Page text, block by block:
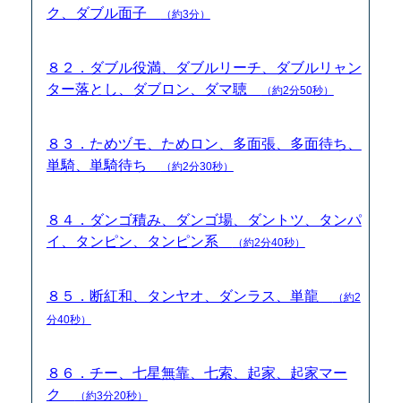
ク、ダブル面子
（約3分）
８２．ダブル役満、ダブルリーチ、ダブルリャン
ター落とし、ダブロン、ダマ聴
（約2分50秒）
８３．ためヅモ、ためロン、多面張、多面待ち、
単騎、単騎待ち
（約2分30秒）
８４．ダンゴ積み、ダンゴ場、ダントツ、タンパ
イ、タンピン、タンピン系
（約2分40秒）
８５．断紅和、タンヤオ、ダンラス、単龍
（約2
分40秒）
８６．チー、七星無靠、七索、起家、起家マー
ク
（約3分20秒）